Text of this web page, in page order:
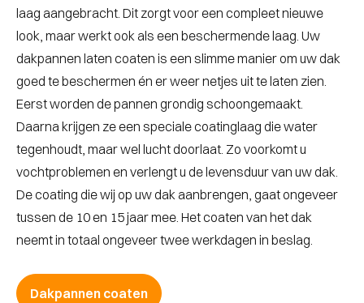
laag aangebracht. Dit zorgt voor een compleet nieuwe
look, maar werkt ook als een beschermende laag. Uw
dakpannen laten coaten is een slimme manier om uw dak
goed te beschermen én er weer netjes uit te laten zien.
Eerst worden de pannen grondig schoongemaakt.
Daarna krijgen ze een speciale coatinglaag die water
tegenhoudt, maar wel lucht doorlaat. Zo voorkomt u
vochtproblemen en verlengt u de levensduur van uw dak.
De coating die wij op uw dak aanbrengen, gaat ongeveer
tussen de 10 en 15 jaar mee. Het coaten van het dak
neemt in totaal ongeveer twee werkdagen in beslag.
Dakpannen coaten